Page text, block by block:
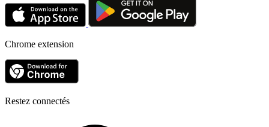
Chrome extension
Restez connectés